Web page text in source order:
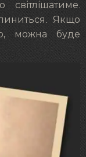
Якщо
можна буде